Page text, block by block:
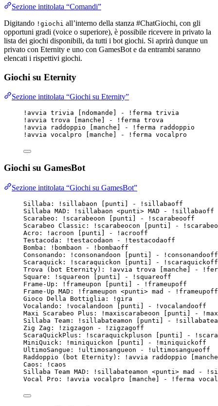
Sezione intitolata “Comandi”
Digitando !giochi all’interno della stanza #ChatGiochi, con gli
opportuni gradi (voice o superiore), è possibile ricevere in privato la
lista dei giochi disponibili, da tutti i bot giochi. Si aprirà dunque un
privato con Eternity e uno con GamesBot e da entrambi saranno
elencati i rispettivi giochi.
Giochi su Eternity
Sezione intitolata “Giochi su Eternity”
!avvia trivia [ndomande] - !ferma trivia
!avvia trova [manche] - !ferma trova
!avvia raddoppio [manche] - !ferma raddoppio
!avvia vocalpro [manche] - !ferma vocalpro
Giochi su GamesBot
Sezione intitolata “Giochi su GamesBot”
Sillaba: !sillabaon [punti] - !sillabaoff
Sillaba MAD: !sillabaon <punti> MAD - !sillabaoff
Scarabeo: !scarabeoon [punti] - !scarabeooff
Scarabeo Classic: !scarabeocon [punti] -
Acro: !acroon [punti] - !acrooff
Testacoda: !testacodaon - !testacodaoff
Bomba: !bombaon - !bombaoff
Consonando: !consonandoon [punti] - !consonandooff
Scaraquick: !scaraquickon [punti] - !scaraquickoff
Trova (bot Eternity): !avvia trova [manche] -
Square: !squareon [punti] - !squareoff
Frame-Up: !frameupon [punti] - !frameupoff
Frame-Up MAD: !frameupon <punti> mad - !frameupoff
Gioco Della Bottiglia: !gira
Vocalando: !vocalandoon [punti] - !vocalandooff
Maxi Scarabeo Plus: !maxiscarabeoon [punti] -
Sillaba Team: !sillabateamon [punti] -
Zig Zag: !zigzagon - !zigzagoff
ScaraQuickPlus: !scaraquickpluson [punti] -
MiniQuick: !miniquickon [punti] - !miniquickoff
UltimoSangue: !ultimosangueon - !ultimosangueoff
Raddoppio (bot Eternity): !avvia raddoppio
Caos: !caos
Sillaba Team MAD: !sillabateamon <punti> mad -
Vocal Pro: !avvia vocalpro [manche] - !ferma